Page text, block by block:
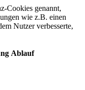
Cookies genannt,
wie z.B. einen
Nutzer verbesserte,
Ablauf